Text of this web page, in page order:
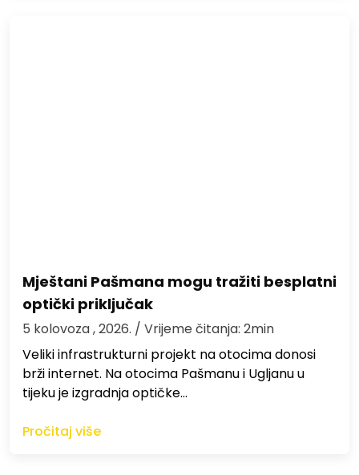
Mještani Pašmana mogu tražiti besplatni
optički priključak
5 kolovoza , 2026. / Vrijeme čitanja: 2min
Veliki infrastrukturni projekt na otocima donosi
brži internet. Na otocima Pašmanu i Ugljanu u
tijeku je izgradnja optičke…
Pročitaj više